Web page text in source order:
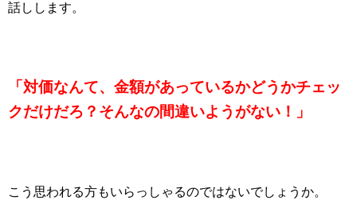
話しします。
「対価なんて、金額があっているかどうかチェッ
クだけだろ？そんなの間違いようがない！」
こう思われる方もいらっしゃるのではないでしょうか。